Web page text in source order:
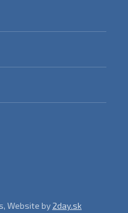
Website by 2day.sk